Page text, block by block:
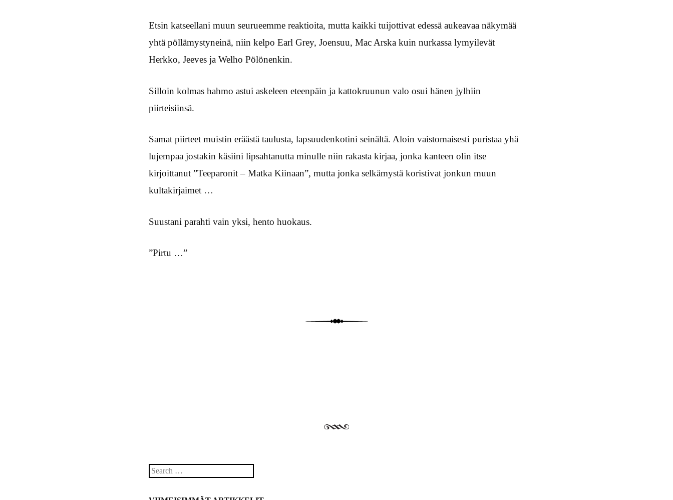
Etsin katseellani muun seurueemme reaktioita, mutta kaikki tuijottivat edessä aukeavaa näkymää
yhtä pöllämystyneinä, niin kelpo Earl Grey, Joensuu, Mac Arska kuin nurkassa lymyilevät
Herkko, Jeeves ja Welho Pölönenkin.
Silloin kolmas hahmo astui askeleen eteenpäin ja kattokruunun valo osui hänen jylhiin
piirteisiinsä.
Samat piirteet muistin eräästä taulusta, lapsuudenkotini seinältä. Aloin vaistomaisesti puristaa yhä
lujempaa jostakin käsiini lipsahtanutta minulle niin rakasta kirjaa, jonka kanteen olin itse
kirjoittanut ”Teeparonit – Matka Kiinaan”, mutta jonka selkämystä koristivat jonkun muun
kultakirjaimet …
Suustani parahti vain yksi, hento huokaus.
”Pirtu …”
Search